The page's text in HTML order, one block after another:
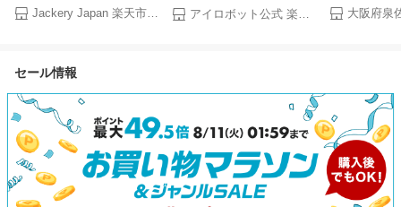
Solar Generator 2000 New
2042Wh 200W ポータブル電
2200W コンパクト 急速充電
UPS機能 アプリ 太陽光発電
ジャクリ
Jackery Japan 楽天市場店
Plus 505 Combo + AutoWash
ルンバ アイロボット ロボット
カー保証 延長保証 送料無料
アイロボット公式 楽天市場店
牛たん うなぎ
べ セット プ
送料無料
大阪府泉
セール情報